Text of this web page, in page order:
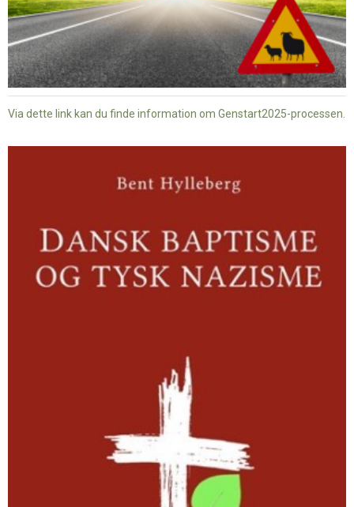
Via dette link kan du finde information om Genstart2025-processen.